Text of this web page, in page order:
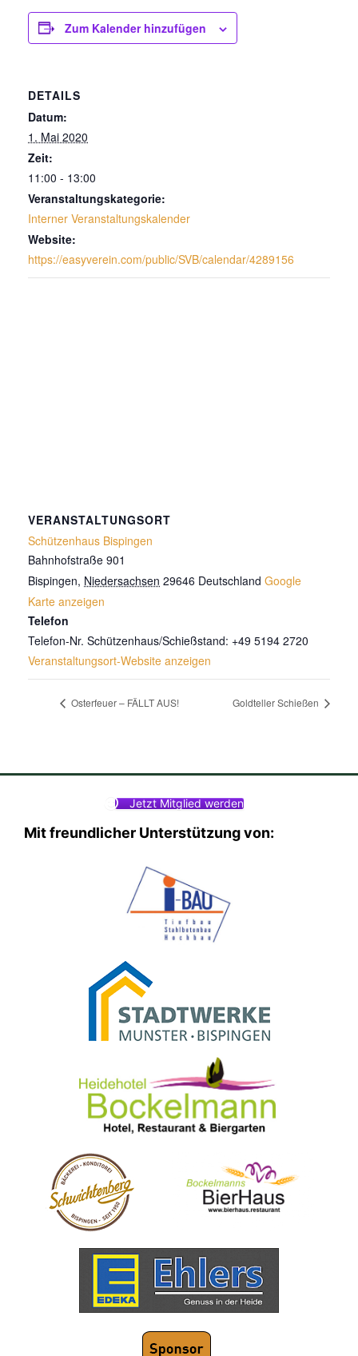
Zum Kalender hinzufügen
DETAILS
Datum:
1. Mai 2020
Zeit:
11:00 - 13:00
Veranstaltungskategorie:
Interner Veranstaltungskalender
Website:
https://easyverein.com/public/SVB/calendar/4289156
VERANSTALTUNGSORT
Schützenhaus Bispingen
Bahnhofstraße 901
Bispingen, Niedersachsen 29646 Deutschland Google
Karte anzeigen
Telefon
Telefon-Nr. Schützenhaus/Schießstand: +49 5194 2720
Veranstaltungsort-Website anzeigen
Osterfeuer – FÄLLT AUS! Goldteller Schießen
Jetzt Mitglied werden
Mit freundlicher Unterstützung von: